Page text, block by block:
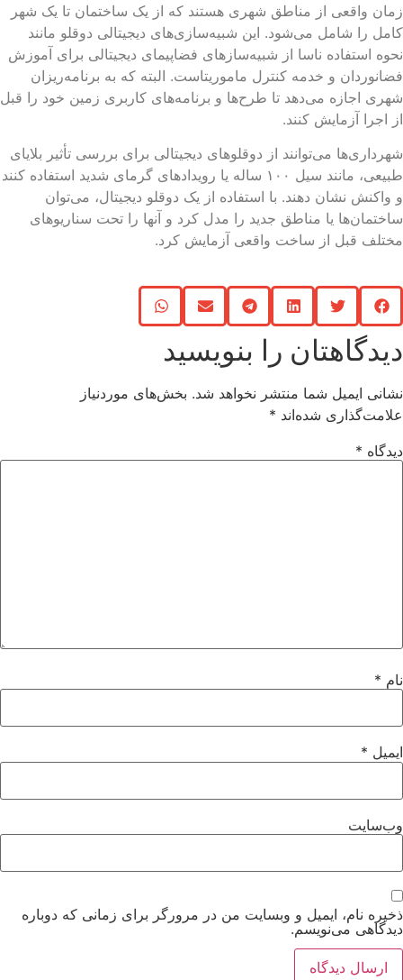
واقعی از مناطق شهری هستند که از یک ساختمان تا یک شهر
را شامل می‌شود. این شبیه‌سازی‌های دیجیتالی دوقلو مانند
استفاده ناسا از شبیه‌سازهای فضاپیمای دیجیتالی برای آموزش
و خدمه کنترل ماموریتاست. البته که به برنامه‌ریزان
اجازه می‌دهد تا طرح‌ها و برنامه‌های کاربری زمین خود را قبل
اجرا آزمایش کنند.
می‌توانند از دوقلوهای دیجیتالی برای بررسی تأثیر بلایای
طبیعی، مانند سیل ۱۰۰ ساله یا رویدادهای گرمای شدید استفاده کنند
واکنش نشان دهند. با استفاده از یک دوقلو دیجیتال، می‌توان
یا مناطق جدید را مدل کرد و آنها را تحت سناریوهای
قبل از ساخت واقعی آزمایش کرد.
را بنویسید
ایمیل شما منتشر نخواهد شد. بخش‌های موردنیاز
شده‌اند*
*
*
*
نام، ایمیل و وبسایت من در مرورگر برای زمانی که دوباره
می‌نویسم.